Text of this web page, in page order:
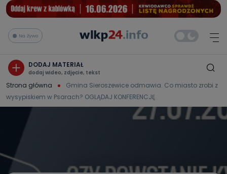
Na żywo
DODAJ MATERIAŁ
dodaj wideo, zdjęcie, tekst
Strona główna
Gmina Sieroszewice odmawia. Co miasto zrobi z
wysypiskiem w Psarach? OGLĄDAJ KONFERENCJĘ